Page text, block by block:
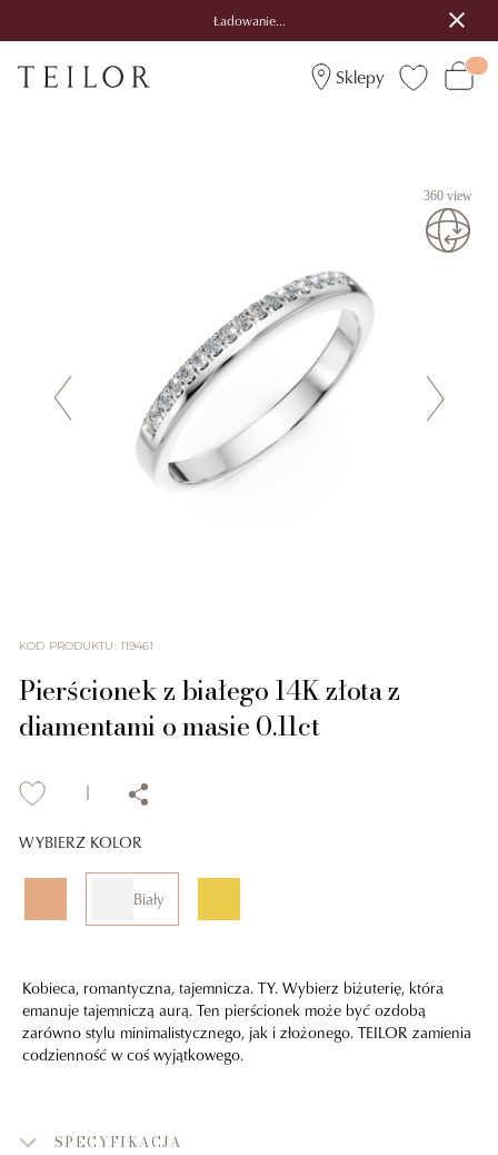
Ładowanie...
Sklepy
360 view
KOD PRODUKTU: 119461
Pierścionek z białego 14K złota z
diamentami o masie 0.11ct
WYBIERZ KOLOR
Biały
Kobieca, romantyczna, tajemnicza. TY. Wybierz biżuterię, która
emanuje tajemniczą aurą. Ten pierścionek może być ozdobą
zarówno stylu minimalistycznego, jak i złożonego. TEILOR zamienia
codzienność w coś wyjątkowego.
SPECYFIKACJA